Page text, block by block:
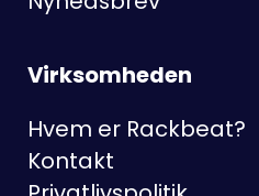
Virksomheden
Hvem er Rackbeat?
Kontakt